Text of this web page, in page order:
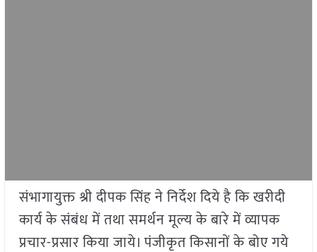
संभागायुक्त श्री दीपक सिंह ने निर्देश दिये है कि खरीदी
कार्य के संबंध में तथा समर्थन मूल्य के बारे में व्यापक
प्रचार-प्रसार किया जाये। पंजीकृत किसानों के बोए गये